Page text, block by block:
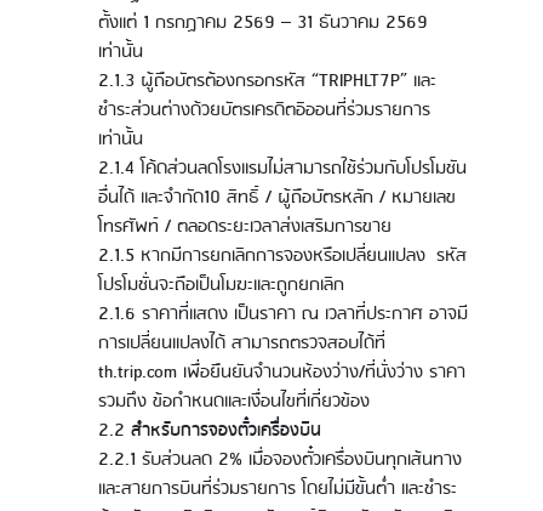
ตั้งแต่ 1 กรกฏาคม 2569 – 31 ธันวาคม 2569
เท่านั้น
2.1.3 ผู้ถือบัตรต้องกรอกรหัส “TRIPHLT7P” และ
ชำระส่วนต่างด้วยบัตรเครดิตอิออนที่ร่วมรายการ
เท่านั้น
2.1.4 โค้ดส่วนลดโรงแรมไม่สามารถใช้ร่วมกับโปรโมชัน
อื่นได้ และจำกัด10 สิทธิ์ / ผู้ถือบัตรหลัก / หมายเลข
โทรศัพท์ / ตลอดระยะเวลาส่งเสริมการขาย
2.1.5 หากมีการยกเลิกการจองหรือเปลี่ยนเเปลง รหัส
โปรโมชั่นจะถือเป็นโมฆะและถูกยกเลิก
2.1.6 ราคาที่แสดง เป็นราคา ณ เวลาที่ประกาศ อาจมี
การเปลี่ยนแปลงได้ สามารถตรวจสอบได้ที่
th.trip.com เพื่อยืนยันจำนวนห้องว่าง/ที่นั่งว่าง ราคา
รวมถึง ข้อกำหนดและเงื่อนไขที่เกี่ยวข้อง
2.2 สำหรับการจองตั๋วเครื่องบิน
2.2.1 รับส่วนลด 2% เมื่อจองตั๋วเครื่องบินทุกเส้นทาง
และสายการบินที่ร่วมรายการ โดยไม่มีขั้นต่ำ และชำระ